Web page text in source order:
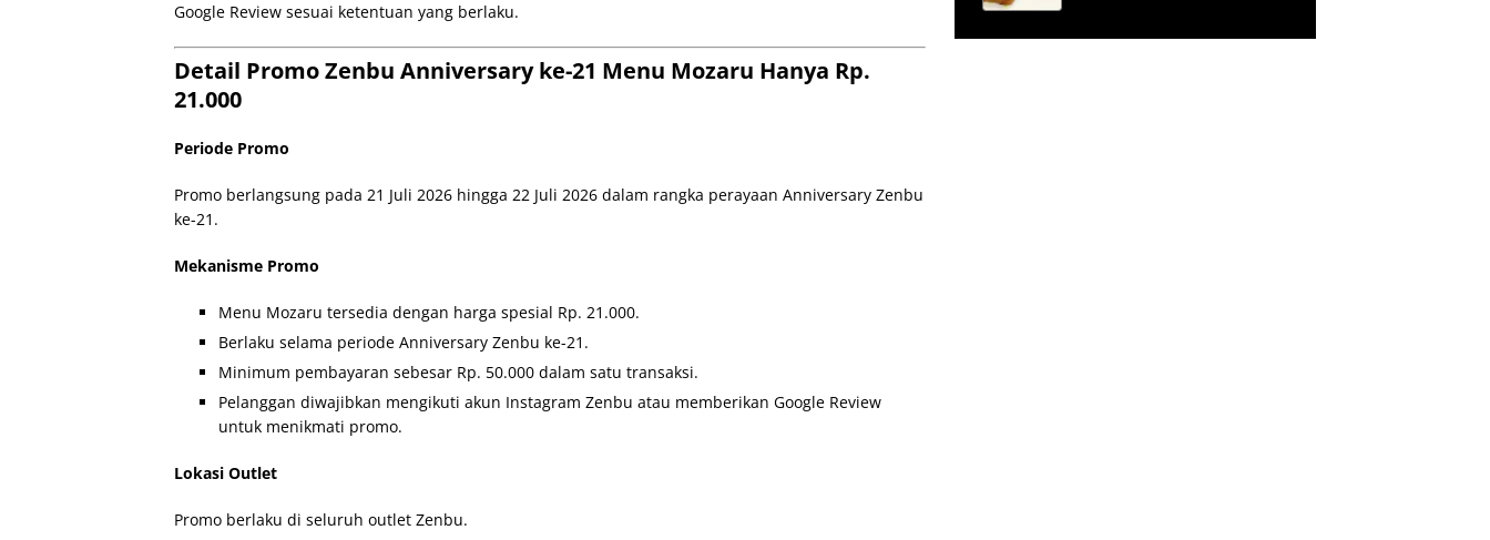
Google Review sesuai ketentuan yang berlaku.
Detail Promo Zenbu Anniversary ke-21 Menu Mozaru Hanya Rp.
21.000
Periode Promo
Promo berlangsung pada 21 Juli 2026 hingga 22 Juli 2026 dalam rangka perayaan Anniversary Zenbu
ke-21.
Mekanisme Promo
Menu Mozaru tersedia dengan harga spesial Rp. 21.000.
Berlaku selama periode Anniversary Zenbu ke-21.
Minimum pembayaran sebesar Rp. 50.000 dalam satu transaksi.
Pelanggan diwajibkan mengikuti akun Instagram Zenbu atau memberikan Google Review
untuk menikmati promo.
Lokasi Outlet
Promo berlaku di seluruh outlet Zenbu.